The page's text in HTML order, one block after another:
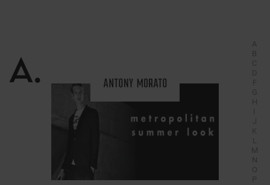
A
B
C
D
F
G
H
J
L
M
N
O
P
A.